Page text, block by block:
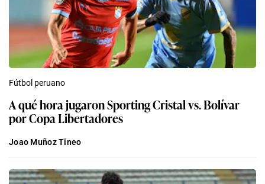
Fútbol peruano
A qué hora jugaron Sporting Cristal vs. Bolívar
por Copa Libertadores
Joao Muñoz Tineo